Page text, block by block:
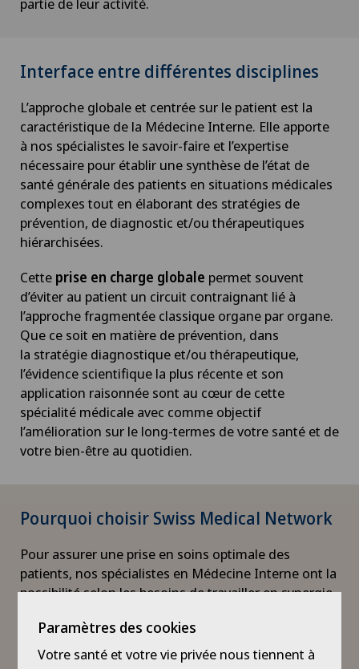
Interface entre différentes disciplines
L’approche globale et centrée sur le patient est la
caractéristique de la Médecine Interne. Elle apporte
à nos spécialistes le savoir-faire et l’expertise
nécessaire pour établir une synthèse de l’état de
santé générale des patients en situations médicales
complexes tout en élaborant des stratégies de
prévention, de diagnostic et/ou thérapeutiques
hiérarchisées.
Cette prise en charge globale permet souvent
d’éviter au patient un circuit contraignant lié à
l’approche fragmentée classique organe par organe.
Que ce soit en matière de prévention, dans
la stratégie diagnostique et/ou thérapeutique,
l’évidence scientifique la plus récente et son
application raisonnée sont au cœur de cette
spécialité médicale avec comme objectif
l’amélioration sur le long-termes de votre santé et de
votre bien-être au quotidien.
Pourquoi choisir Swiss Medical Network
Pour assurer une prise en soins optimale des
patients, nos spécialistes en Médecine Interne ont la
possibilité selon les besoins de travailler en synergie
de nos cliniques (voir autres spécialités) et ont
un accès direct à un plateau d’investigation
Paramètres des cookies
Votre santé et votre vie privée nous tiennent à